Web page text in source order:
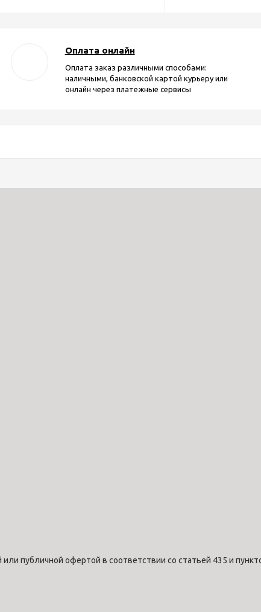
Оплата онлайн
Оплата заказ различными способами:
наличными, банковской картой курьеру или
онлайн через платежные сервисы
публичной офертой в соответствии со статьей 435 и